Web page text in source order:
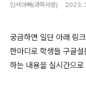
민서아빠(과학사랑) 2023.
궁금하면 일단 아래 링
한마디로 학생들 구글
하는 내용을 실시간으